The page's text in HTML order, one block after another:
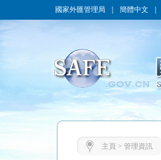
國家外匯管理局 簡體中文
主頁 > 管理資訊